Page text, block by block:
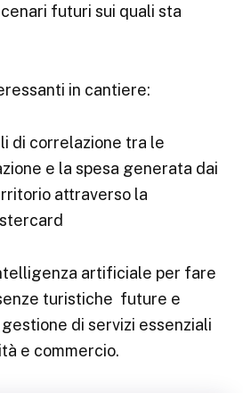
futuri sui quali sta
in cantiere:
di correlazione tra le
e la spesa generata dai
attraverso la
artificiale per fare
turistiche future e
di servizi essenziali
e commercio.